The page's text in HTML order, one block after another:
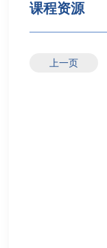
课程资源
上一页